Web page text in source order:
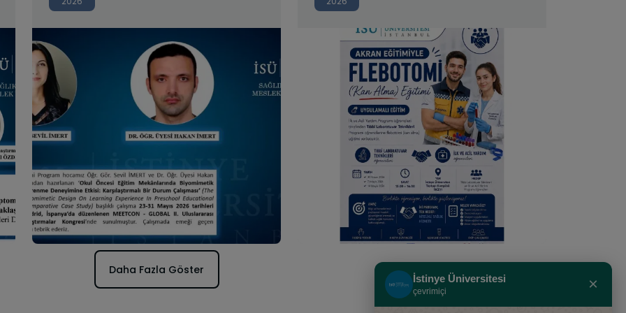
Eğitiminde Buluştu
Daha Fazla Göster
İstinye Üniversitesi
çevrimiçi ×